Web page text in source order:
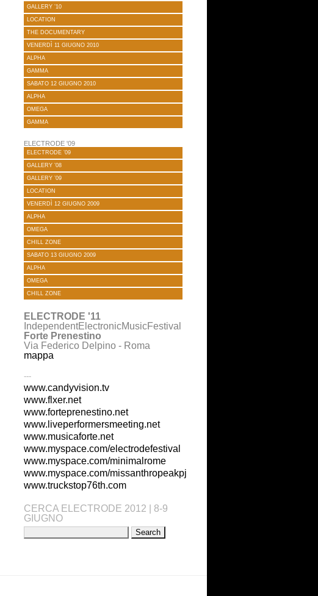
GALLERY ’10
LOCATION
THE DOCUMENTARY
VENERDÌ 11 GIUGNO 2010
ALPHA
GAMMA
SABATO 12 GIUGNO 2010
ALPHA
OMEGA
GAMMA
ELECTRODE '09
ELECTRODE ’09
GALLERY ’08
GALLERY ’09
LOCATION
VENERDÌ 12 GIUGNO 2009
ALPHA
OMEGA
CHILL ZONE
SABATO 13 GIUGNO 2009
ALPHA
OMEGA
CHILL ZONE
ELECTRODE '11
IndependentElectronicMusicFestival
Forte Prenestino
Via Federico Delpino - Roma
mappa
---
www.candyvision.tv
www.flxer.net
www.forteprenestino.net
www.liveperformersmeeting.net
www.musicaforte.net
www.myspace.com/electrodefestival
www.myspace.com/minimalrome
www.myspace.com/missanthropeakpj
www.truckstop76th.com
CERCA ELECTRODE 2012 | 8-9
GIUGNO